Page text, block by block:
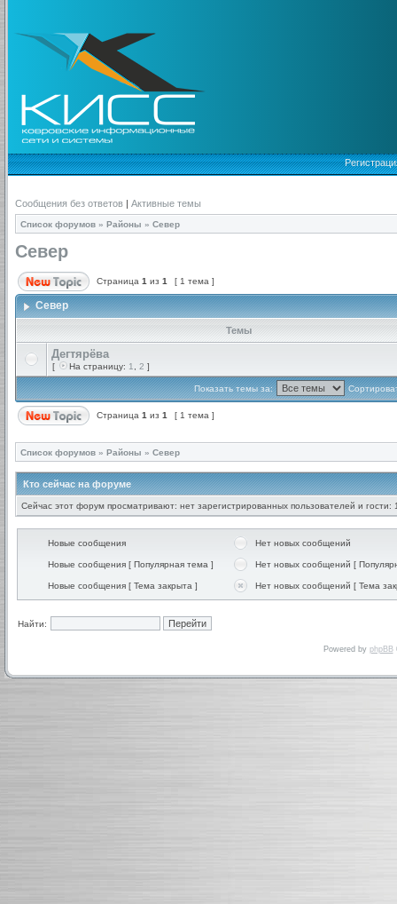
Сообщения без ответов | Активные темы
Список форумов » Районы » Север
Север
Страница 1 из 1 [ 1 тема ]
Север
Темы
Дегтярёва
[ На страницу: 1 2 ]
Показать темы за:
Страница 1 из 1 [ 1 тема ]
Список форумов » Районы » Север
Кто сейчас на форуме
Сейчас этот форум просматривают: нет зарегистрированных пользователей и гости:
Новые сообщения Нет новых сообщений
Новые сообщения [ Популярная тема ] Нет новых сообщений [
Новые сообщения [ Тема закрыта ] Нет новых сообщений [ Тема
Найти:
Powered by phpBB